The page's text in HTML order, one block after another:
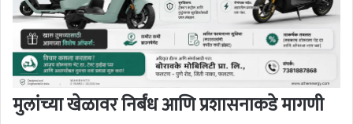
मुलांच्या खेळावर निर्बंध आणि प्रशासनाकडे मागणी